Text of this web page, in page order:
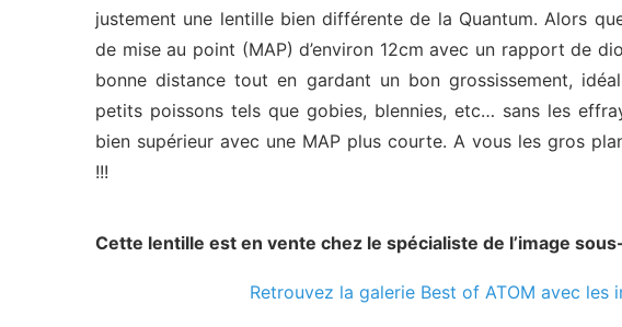
justement une lentille bien différente de la Quantum. Alors
de mise au point (MAP) d’environ 12cm avec un rapport de
bonne distance tout en gardant un bon grossissement,
petits poissons tels que gobies, blennies, etc… sans les
bien supérieur avec une MAP plus courte. A vous les gros
!!!
Cette lentille est en vente chez le spécialiste de l’image
Retrouvez la galerie Best of ATOM avec les